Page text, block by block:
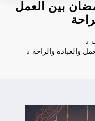
بين العمل
والعبادة والراحة